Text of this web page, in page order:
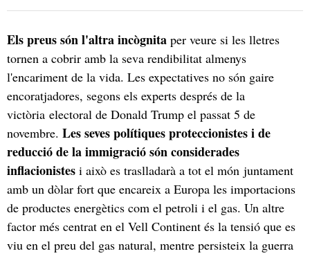
Els preus són l'altra incògnita per veure si les lletres
tornen a cobrir amb la seva rendibilitat almenys
l'encariment de la vida. Les expectatives no són gaire
encoratjadores, segons els experts després de la
victòria electoral de Donald Trump el passat 5 de
novembre. Les seves polítiques proteccionistes i de
reducció de la immigració són considerades
inflacionistes i això es traslladarà a tot el món juntament
amb un dòlar fort que encareix a Europa les importacions
de productes energètics com el petroli i el gas. Un altre
factor més centrat en el Vell Continent és la tensió que es
viu en el preu del gas natural, mentre persisteix la guerra